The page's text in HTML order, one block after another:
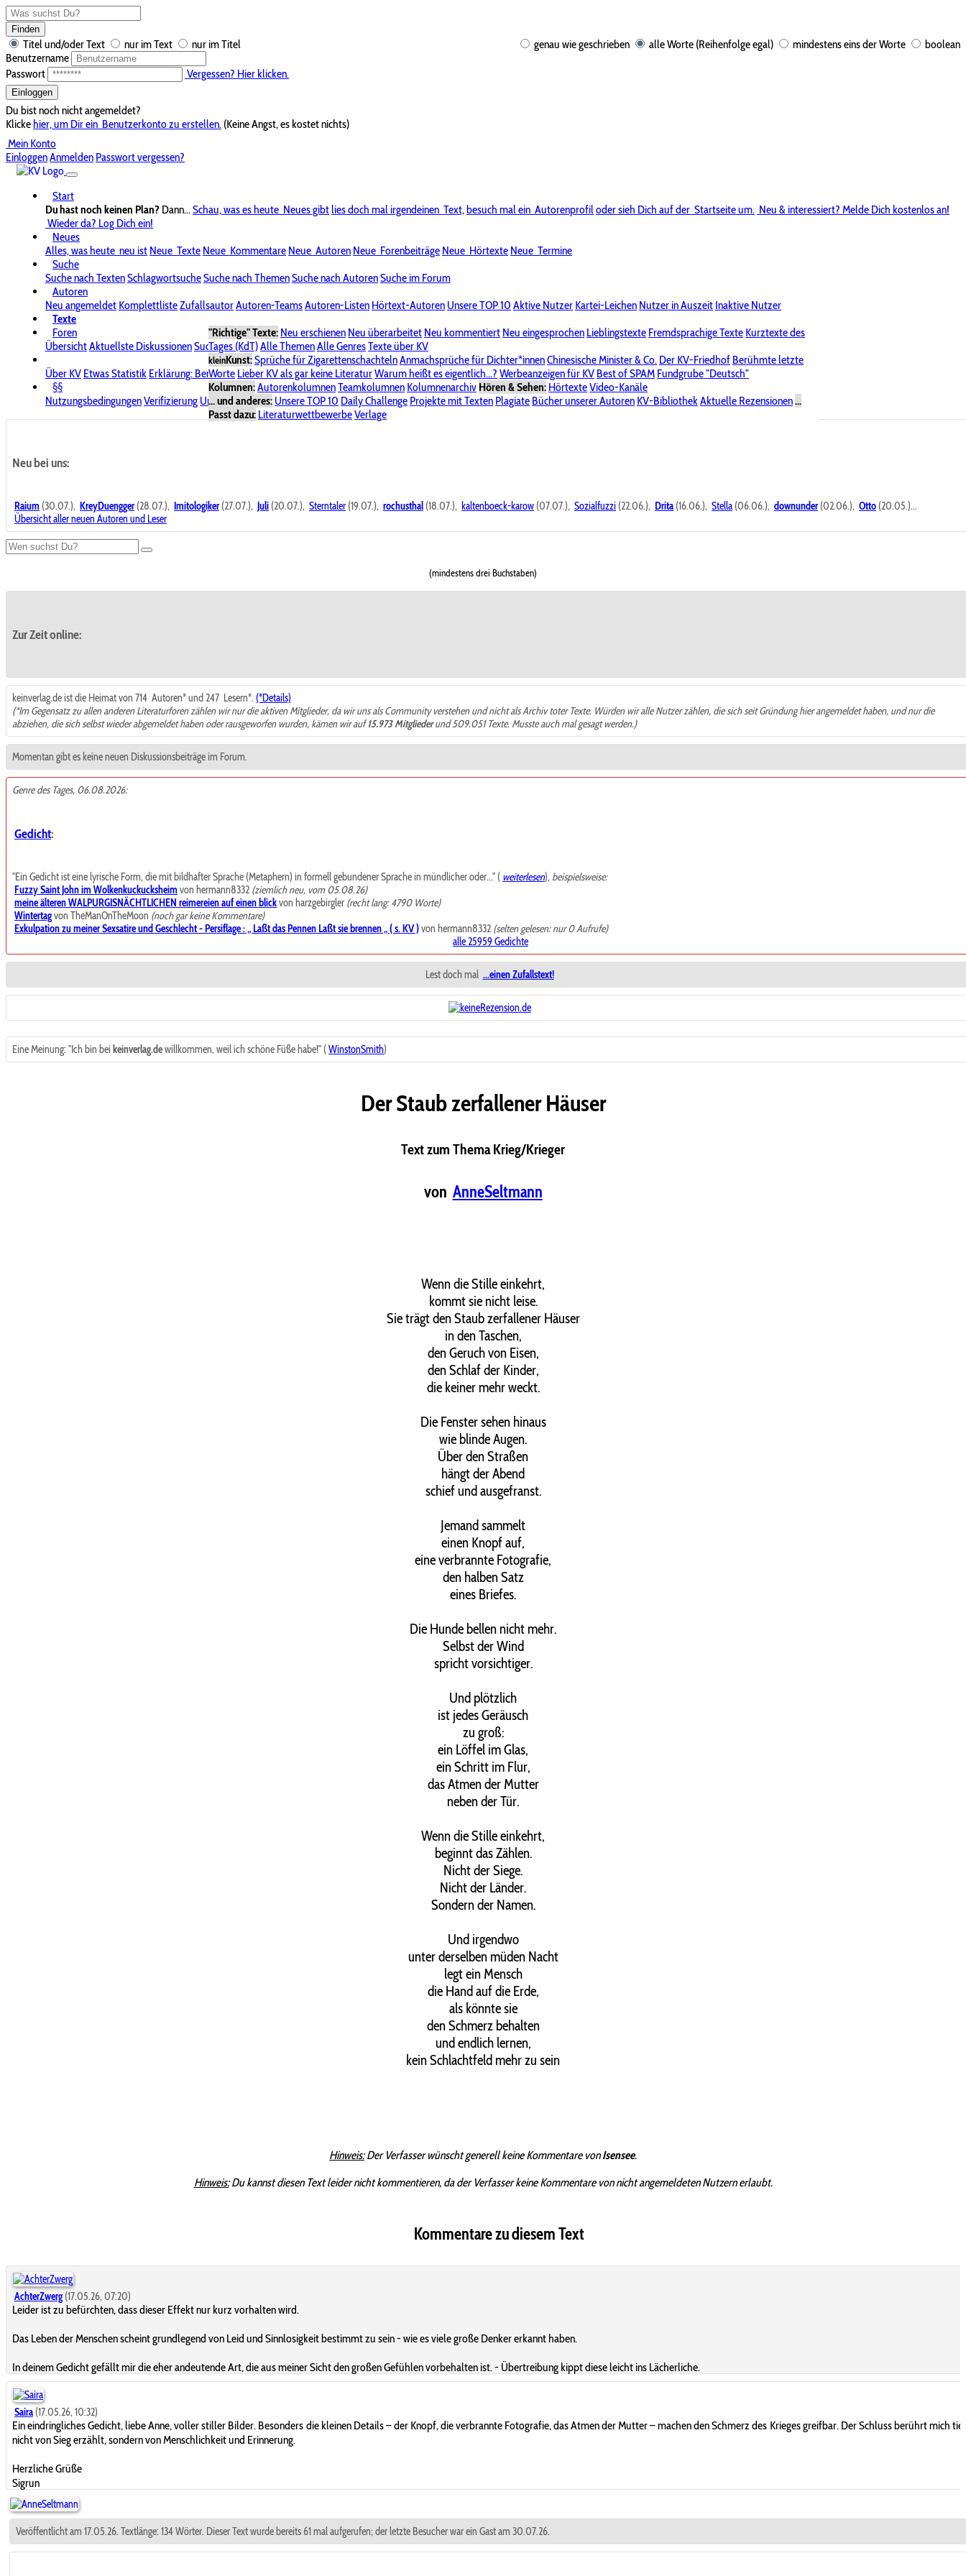
Finden
genau wie geschrieben alle Worte (Reihenfolge egal) mindestens eins der Worte boolean
Titel und/oder Text nur im Text
nur im Titel
Benutzername
Passwort
Vergessen? Hier klicken.
Einloggen
Du bist noch nicht angemeldet?
Klickehier, um Dir ein Benutzerkonto zu erstellen. (Keine Angst, es kostet nichts)
Mein Konto
EinloggenAnmelden Passwort vergessen?
Start
Du hast noch keinen Plan? Dann...Schau, was es heute Neues gibtlies doch mal irgendeinen Text,besuch mal ein Autorenprofiloder sieh Dich auf der Startseite um. Neu & interessiert? Melde Dich kostenlos an!
Wieder da? Log Dich ein!
Neues
Alles, was heute neu ist Neue Texte Neue Kommentare Neue Autoren Neue Forenbeiträge Neue Hörtexte Neue Termine
Suche
Suche nach TextenSchlagwortsucheSuche nach ThemenSuche nach AutorenSuche im Forum
Autoren
Neu angemeldet KomplettlisteZufallsautorAutoren-TeamsAutoren-Listen Hörtext-Autoren Unsere TOP 10 Aktive Nutzer Kartei-Leichen Nutzer in Auszeit Inaktive Nutzer
Texte
"Richtige" Texte: Neu erschienen Neu überarbeitet Neu kommentiert Neu eingesprochen Lieblingstexte Fremdsprachige Texte Kurztexte des
Tages (KdT)Alle ThemenAlle GenresTexte über KV
kleinKunst:Sprüche für ZigarettenschachtelnAnmachsprüche für Dichter*innenChinesische Minister & Co. Der KV-Friedhof Berühmte letzte
Worte Lieber KV als gar keine LiteraturWarum heißt es eigentlich...? Werbeanzeigen für KV Best of SPAM Fundgrube "Deutsch"
Kolumnen:AutorenkolumnenTeamkolumnen Kolumnenarchiv Hören & Sehen: HörtexteVideo-Kanäle
... und anderes: Unsere TOP 10 Daily Challenge Projekte mit Texten Plagiate Bücher unserer Autoren KV-BibliothekAktuelle Rezensionen...
Passt dazu: LiteraturwettbewerbeVerlage
Foren
ÜbersichtAktuellste DiskussionenSuche im ForumBereich "KV-Board"Bereich "Literatur & Schreiberei"
Über KV Etwas Statistik Erklärung: BenutzersymboleSpende für KV Unsere SpenderlisteAlle Wege führen zu KVPasswort vergessen?
§§
NutzungsbedingungenVerifizierung UrheberrechtAvatare & BilderStalkingDatenschutzerklärungImpressum
Neu bei uns:
Raium (30.07.), KreyDuengger(28.07.), Imitologiker(27.07.), Juli (20.07.), Sterntaler (19.07.), rochusthal (18.07.), kaltenboeck-karow (07.07.), Sozialfuzzi (22.06.), Drita (16.06.), Stella (06.06.), downunder(02.06.), Otto (20.05.)...
Übersicht aller neuen Autoren und Leser
(mindestens drei Buchstaben)
Zur Zeit online:
keinverlag.de ist die Heimat von 714 Autoren* und 247 Lesern*. (*Details)
(*Im Gegensatz zu allen anderen Literaturforen zählen wir nur die aktiven Mitglieder, da wir uns als Community verstehen und nicht als Archiv toter Texte. Würden wir alle Nutzer zählen, die sich seit Gründung hier angemeldet haben, und nur die
abziehen, die sich selbst wieder abgemeldet haben oder rausgeworfen wurden, kämen wir auf15.973 Mitgliederund 509.051 Texte. Musste auch mal gesagt werden.)
Momentan gibt es keine neuen Diskussionsbeiträge im Forum.
Genre des Tages, 06.08.2026:
Gedicht:
"Ein Gedicht ist eine lyrische Form, die mit bildhafter Sprache (Metaphern) in formell gebundener Sprache in mündlicher oder..." ( weiterlesen),beispielsweise:
Fuzzy Saint John im Wolkenkuckucksheim von hermann8332 (ziemlich neu, vom 05.08.26)
meine älteren WALPURGISNÄCHTLICHEN reimereien auf einen blickvon harzgebirgler (recht lang: 4790 Worte)
Wintertagvon TheManOnTheMoon (noch gar keine Kommentare)
Exkulpation zu meiner Sexsatire und Geschlecht - Persiflage : „ Laßt das Pennen Laßt sie brennen „ ( s. KV )von hermann8332 (selten gelesen: nur 0 Aufrufe)
alle 25959 Gedichte
Lest doch mal ...einen Zufallstext!
Eine Meinung: "Ich bin bei keinverlag.dewillkommen, weil ich schöne Füße habe!" (WinstonSmith)
Der Staub zerfallener Häuser
Text zum Thema Krieg/Krieger
von AnneSeltmann
Wenn die Stille einkehrt,
kommt sie nicht leise.
Sie trägt den Staub zerfallener Häuser
in den Taschen,
den Geruch von Eisen,
den Schlaf der Kinder,
die keiner mehr weckt.
Die Fenster sehen hinaus
wie blinde Augen.
Über den Straßen
hängt der Abend
schief und ausgefranst.
Jemand sammelt
einen Knopf auf,
eine verbrannte Fotografie,
den halben Satz
eines Briefes.
Die Hunde bellen nicht mehr.
Selbst der Wind
spricht vorsichtiger.
Und plötzlich
ist jedes Geräusch
zu groß:
ein Löffel im Glas,
ein Schritt im Flur,
das Atmen der Mutter
neben der Tür.
Wenn die Stille einkehrt,
beginnt das Zählen.
Nicht der Siege.
Nicht der Länder.
Sondern der Namen.
Und irgendwo
unter derselben müden Nacht
legt ein Mensch
die Hand auf die Erde,
als könnte sie
den Schmerz behalten
und endlich lernen,
kein Schlachtfeld mehr zu sein
Hinweis:Der Verfasser wünscht generell keine Kommentare vonIsensee.
Hinweis:Du kannst diesen Text leider nicht kommentieren, da der Verfasser keine Kommentare von nicht angemeldeten Nutzern erlaubt.
Kommentare zu diesem Text
AchterZwerg (17.05.26, 07:20)
Leider ist zu befürchten, dass dieser Effekt nur kurz vorhalten wird.
Das Leben der Menschen scheint grundlegend von Leid und Sinnlosigkeit bestimmt zu sein - wie es viele große Denker erkannt haben.
In deinem Gedicht gefällt mir die eher andeutende Art, die aus meiner Sicht den großen Gefühlen vorbehalten ist. - Übertreibung kippt diese leicht ins Lächerliche.
Saira (17.05.26, 10:32)
Ein eindringliches Gedicht, liebe Anne, voller stiller Bilder. Besonders die kleinen Details – der Knopf, die verbrannte Fotografie, das Atmen der Mutter – machen den Schmerz des Krieges greifbar. Der Schluss berührt mich
nicht von Sieg erzählt, sondern von Menschlichkeit und Erinnerung.
Herzliche Grüße
Sigrun
Veröffentlicht am 17.05.26. Textlänge: 134 Wörter. Dieser Text wurde bereits 61 mal aufgerufen; der letzte Besucher war ein Gast am 30.07.26.